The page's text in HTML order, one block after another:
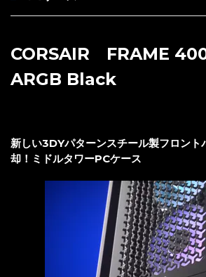
CORSAIR FRAME
ARGB Black
新しい3DYパターンスチール製フロント
却！ミドルタワーPCケース